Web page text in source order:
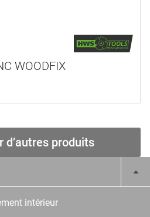
WOODFIX
d’autres produits
intérieur